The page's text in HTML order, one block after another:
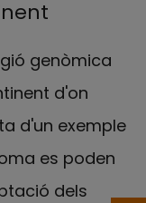
genòmica
d'on
d'un exemple
es poden
dels